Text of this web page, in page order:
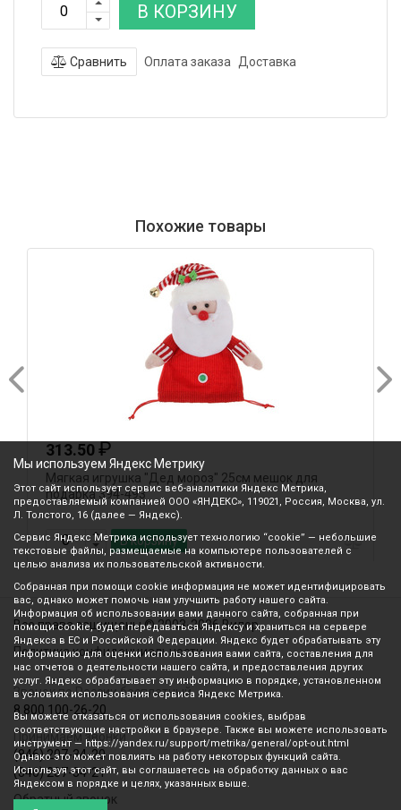
В КОРЗИНУ
Сравнить Оплата заказа Доставка
Похожие товары
313.50₽
Мягкая игрушка "Дед мороз" 25см мешок для
подарка 394-493
В корзину
Все права защищены © 2003-2026 Вилор
Политика конфиденциальности
Звонок по России бесплатный
8 800 100-26-20
Принимаем звонки
(846) 207-34-20
(846) 207-34-21
Обратный звонок
Мы используем Яндекс Метрику
Этот сайт использует сервис веб-аналитики Яндекс Метрика,
предоставляемый компанией ООО «ЯНДЕКС», 119021, Россия, Москва, ул.
Л. Толстого, 16 (далее — Яндекс).
Сервис Яндекс Метрика использует технологию “cookie” — небольшие
текстовые файлы, размещаемые на компьютере пользователей с
целью анализа их пользовательской активности.
Собранная при помощи cookie информация не может идентифицировать
вас, однако может помочь нам улучшить работу нашего сайта.
Информация об использовании вами данного сайта, собранная при
помощи cookie, будет передаваться Яндексу и храниться на сервере
Яндекса в ЕС и Российской Федерации. Яндекс будет обрабатывать эту
информацию для оценки использования вами сайта, составления для
нас отчетов о деятельности нашего сайта, и предоставления других
услуг. Яндекс обрабатывает эту информацию в порядке, установленном
в условиях использования сервиса Яндекс Метрика.
Вы можете отказаться от использования cookies, выбрав
соответствующие настройки в браузере. Также вы можете использовать
инструмент — https://yandex.ru/support/metrika/general/opt-out.html
Однако это может повлиять на работу некоторых функций сайта.
Используя этот сайт, вы соглашаетесь на обработку данных о вас
Яндексом в порядке и целях, указанных выше.